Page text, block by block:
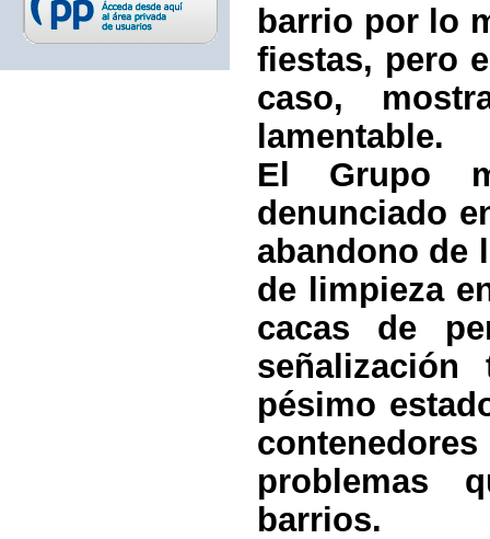
barrio por lo
fiestas, pero
caso,
lamentable.
El Grupo
denunciado
abandono de
de limpieza
cacas de
pésimo
problemas
barrios.